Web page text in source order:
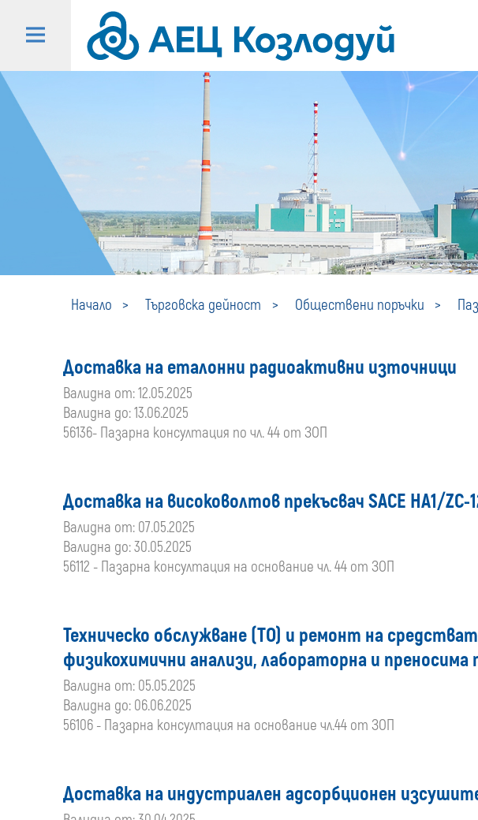
Начало Търговска дейност Обществени поръчки
Доставка на еталонни радиоактивни източници
Валидна от: 12.05.2025
Валидна до: 13.06.2025
56136- Пазарна консултация по чл. 44 от ЗОП
Доставка на високоволтов прекъсвач SACE HA1/
Валидна от: 07.05.2025
Валидна до: 30.05.2025
56112 - Пазарна консултация на основание чл. 44 от ЗОП
Техническо обслужване (ТО) и ремонт на
физикохимични анализи, лабораторна и преносима
Валидна от: 05.05.2025
Валидна до: 06.06.2025
56106 - Пазарна консултация на основание чл.44 от ЗОП
Доставка на индустриален адсорбционен